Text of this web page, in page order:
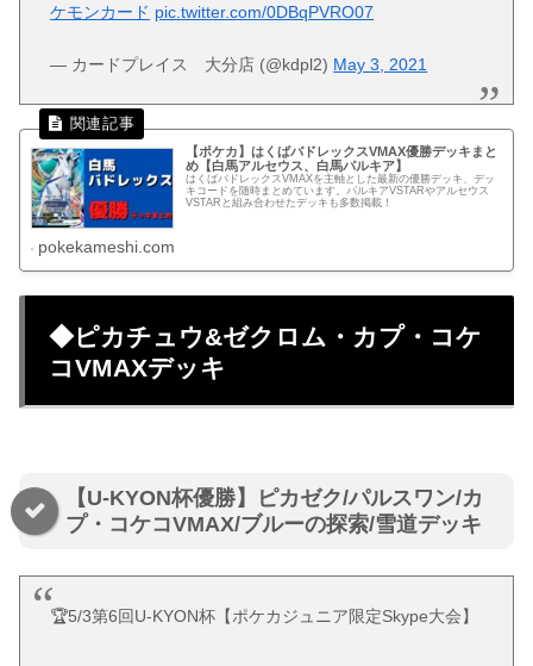
ケモンカード pic.twitter.com/0DBqPVRO07
— カードプレイス 大分店 (@kdpl2) May 3, 2021
【ポケカ】はくばバドレックスVMAX優勝デッキまと
め【白馬アルセウス、白馬パルキア】
はくばバドレックスVMAXを主軸とした最新の優勝デッキ、デッ
キコードを随時まとめています。パルキアVSTARやアルセウス
VSTARと組み合わせたデッキも多数掲載！
pokekameshi.com
◆ピカチュウ&ゼクロム・カプ・コケ
コVMAXデッキ
【U-KYON杯優勝】ピカゼク/パルスワン/カ
プ・コケコVMAX/ブルーの探索/雪道デッキ
🏆5/3第6回U-KYON杯【ポケカジュニア限定Skype大会】